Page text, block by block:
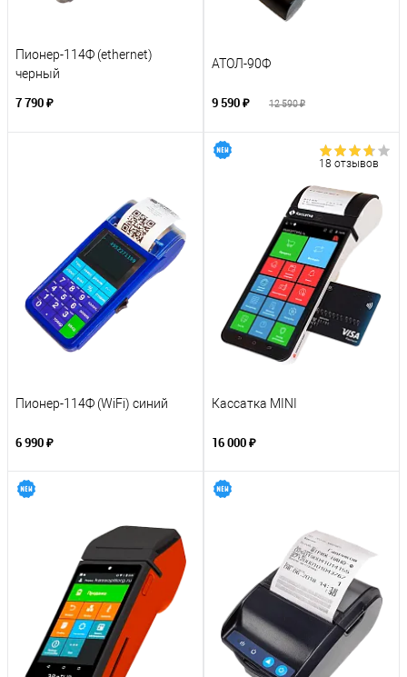
Пионер-114Ф (ethernet)
черный
7 790 ₽
АТОЛ-90Ф
9 590 ₽ 12 590 ₽
Пионер-114Ф (WiFi) синий
6 990 ₽
18 отзывов
Кассатка MINI
16 000 ₽